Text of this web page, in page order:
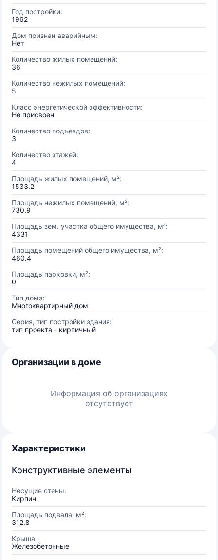
Год постройки:
1962
Дом признан аварийным:
Нет
Количество жилых помещений:
36
Количество нежилых помещений:
5
Класс энергетической эффективности:
Не присвоен
Количество подъездов:
3
Количество этажей:
4
Площадь жилых помещений, м²:
1533.2
Площадь нежилых помещений, м²:
730.9
Площадь зем. участка общего имущества, м²:
4331
Площадь помещений общего имущества, м²:
460.4
Площадь парковки, м²:
0
Тип дома:
Многоквартирный дом
Серия, тип постройки здания:
тип проекта - кирпичный
Организации в доме
Информация об организациях
отсутствует
Характеристики
Конструктивные элементы
Несущие стены:
Кирпич
Площадь подвала, м²:
312.8
Крыша:
Железобетонные